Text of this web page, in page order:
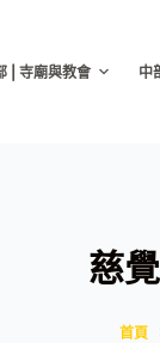
| 寺廟與教會 中
慈
首頁